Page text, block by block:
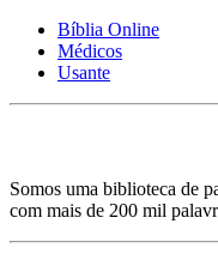
Bíblia Online
Médicos
Usante
Somos uma biblioteca de
com mais de 200 mil